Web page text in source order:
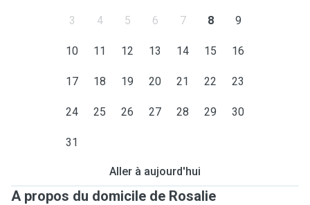
3 4 5 6 7 8 9
10 11 12 13 14 15 16
17 18 19 20 21 22 23
24 25 26 27 28 29 30
31
Aller à aujourd'hui
A propos du domicile de Rosalie